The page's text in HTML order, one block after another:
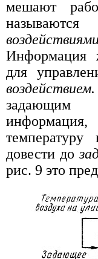
мешают
воздействиями
Информация
для
воздействием.
задающим
довести до
рис. 9 это